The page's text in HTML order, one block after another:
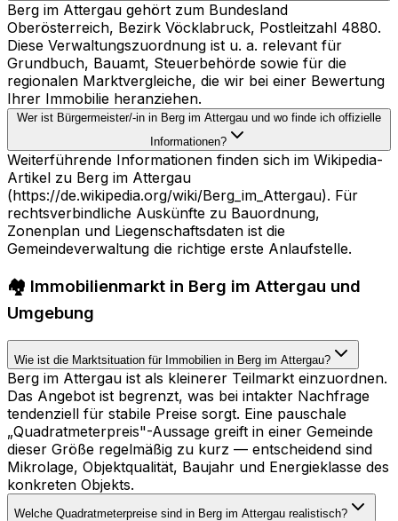
Berg im Attergau gehört zum Bundesland
Oberösterreich, Bezirk Vöcklabruck, Postleitzahl 4880.
Diese Verwaltungszuordnung ist u. a. relevant für
Grundbuch, Bauamt, Steuerbehörde sowie für die
regionalen Marktvergleiche, die wir bei einer Bewertung
Ihrer Immobilie heranziehen.
Wer ist Bürgermeister/-in in Berg im Attergau und wo finde ich offizielle
Informationen?
Weiterführende Informationen finden sich im Wikipedia-
Artikel zu Berg im Attergau
(https://de.wikipedia.org/wiki/Berg_im_Attergau). Für
rechtsverbindliche Auskünfte zu Bauordnung,
Zonenplan und Liegenschaftsdaten ist die
Gemeindeverwaltung die richtige erste Anlaufstelle.
🏘️ Immobilienmarkt in Berg im Attergau und
Umgebung
Wie ist die Marktsituation für Immobilien in Berg im Attergau?
Berg im Attergau ist als kleinerer Teilmarkt einzuordnen.
Das Angebot ist begrenzt, was bei intakter Nachfrage
tendenziell für stabile Preise sorgt. Eine pauschale
„Quadratmeterpreis"-Aussage greift in einer Gemeinde
dieser Größe regelmäßig zu kurz — entscheidend sind
Mikrolage, Objektqualität, Baujahr und Energieklasse des
konkreten Objekts.
Welche Quadratmeterpreise sind in Berg im Attergau realistisch?